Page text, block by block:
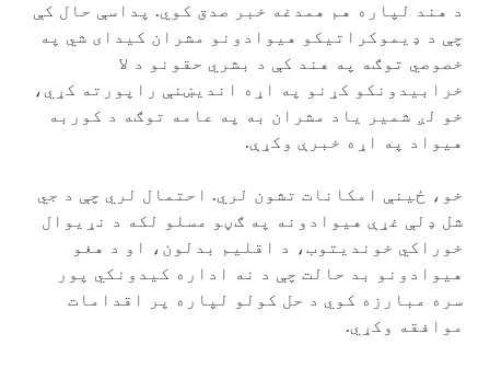
د هند لپاره هم همدغه خبر صدق کوي. پداسې حال کې
چې د ډیموکراتیکو هیوادونو مشران کیدای شي په
خصوصي توګه په هند کې د بشري حقونو د لا
خرابیدونکو کړنو په اړه اندیښنې راپورته کړي،
خو لږ شمیر یاد مشران به په عامه توګه د کوربه
هیواد په اړه خبرې وکړې.
خو، ځینې امکانات تشون لري. احتمال لري چې د جي
شل ډلې غړې هیوادونه په ګڼو مسلو لکه د نړیوال
خوراکي خوندیتوب، د اقلیم بدلون، او د هغو
هیوادونو بد حالت چې د نه اداره کیدونکي پور
سره مبارزه کوي د حل کولو لپاره پر اقدامات
موافقه وکړي.